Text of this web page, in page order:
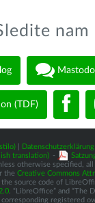
nam
(TDF)
|
translation) -
otherwise specified,
the Creative Commons
the source code of
. “LibreOffice” and “The
registered